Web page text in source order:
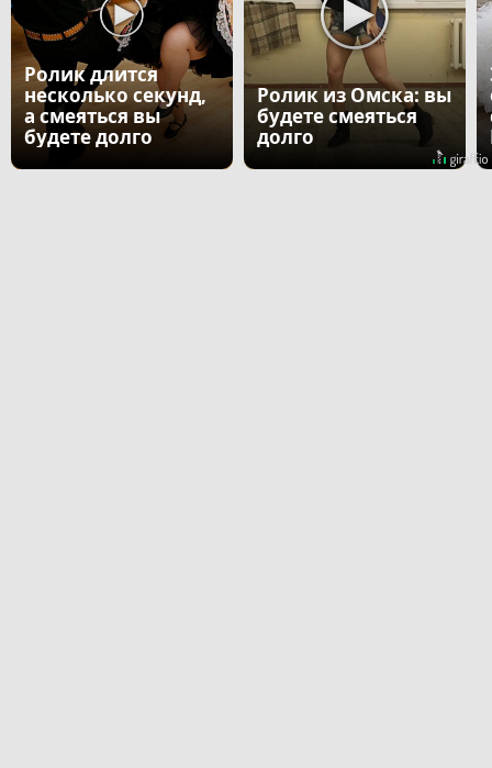
Ролик длится
несколько секунд,
а смеяться вы
будете долго
Ролик из Омска: вы
будете смеяться
долго